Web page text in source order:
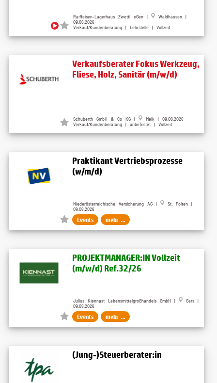
Raiffeisen-Lagerhaus Zwettl eGen |
Waldhausen |
09.08.2026
Verkauf/Kundenberatung | Lehrstelle | Vollzeit
Verkaufsberater Fokus Werkzeug,
Fliese, Holz, Sanitär (m/w/d)
Schuberth GmbH & Co KG |
Melk | 09.08.2026
Verkauf/Kundenberatung | unbefristet | Vollzeit
Praktikant Vertriebsprozesse
(w/m/d)
Niederösterreichische Versicherung AG |
St. Pölten |
09.08.2026
Events mehr ...
PROJEKTMANAGER:IN Vollzeit
(m/w/d) Ref.32/26
Julius Kiennast Lebensmittelgroßhandels GmbH |
Gars |
09.08.2026
Events mehr ...
(Jung-)Steuerberater:in